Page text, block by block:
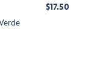
$17.50